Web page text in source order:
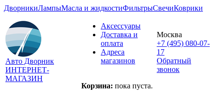
ДворникиЛампыМасла и жидкостиФильтрыСвечиКоврики
Авто Дворник
ИНТЕРНЕТ-
МАГАЗИН
Аксессуары
Доставка и
оплата
Адреса
магазинов
Корзина: пока пуста.
Москва
+7 (495) 080-07-
17
Обратный
звонок